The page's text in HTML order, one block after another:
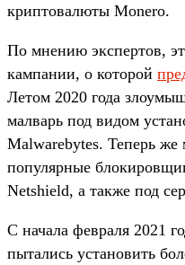
криптовалюты Monero.
По мнению экспертов,
кампании, о которой
Летом 2020 года
малварь под видом
Malwarebytes. Теперь же
популярные
Netshield, а также под
С начала февраля 2021
пытались установить